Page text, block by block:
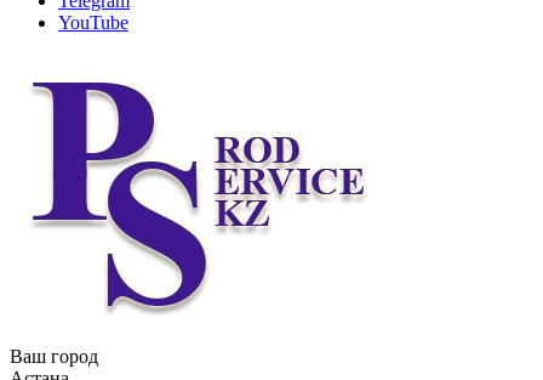
YouTube
Ваш город